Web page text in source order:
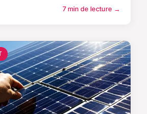
7 min de lecture →